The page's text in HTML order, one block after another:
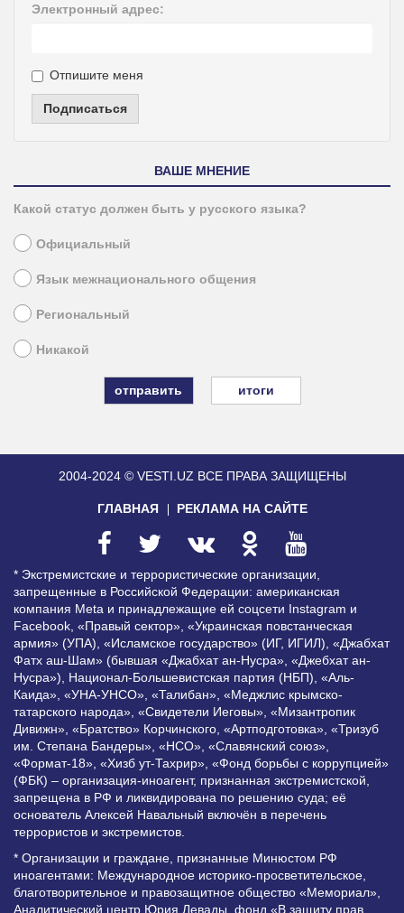
Электронный адрес:
Отпишите меня
Подписаться
ВАШЕ МНЕНИЕ
Какой статус должен быть у русского языка?
Официальный
Язык межнационального общения
Региональный
Никакой
итоги
2004-2024 © VESTI.UZ ВСЕ ПРАВА ЗАЩИЩЕНЫ
ГЛАВНАЯ РЕКЛАМА НА САЙТЕ
* Экстремистские и террористические организации,
запрещенные в Российской Федерации: американская
компания Meta и принадлежащие ей соцсети Instagram и
Facebook, «Правый сектор», «Украинская повстанческая
армия» (УПА), «Исламское государство» (ИГ, ИГИЛ), «Джабхат
Фатх аш-Шам» (бывшая «Джабхат ан-Нусра», «Джебхат ан-
Нусра»), Национал-Большевистская партия (НБП), «Аль-
Каида», «УНА-УНСО», «Талибан», «Меджлис крымско-
татарского народа», «Свидетели Иеговы», «Мизантропик
Дивижн», «Братство» Корчинского, «Артподготовка», «Тризуб
им. Степана Бандеры», «НСО», «Славянский союз»,
«Формат-18», «Хизб ут-Тахрир», «Фонд борьбы с коррупцией»
(ФБК) – организация-иноагент, признанная экстремистской,
запрещена в РФ и ликвидирована по решению суда; её
основатель Алексей Навальный включён в перечень
террористов и экстремистов.
* Организации и граждане, признанные Минюстом РФ
иноагентами: Международное историко-просветительское,
благотворительное и правозащитное общество «Мемориал»,
Аналитический центр Юрия Левады, фонд «В защиту прав